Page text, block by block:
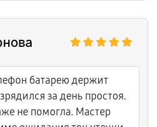
батарею держит
за день простоя.
не помогла. Мастер